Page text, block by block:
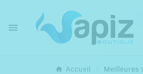

Accueil Meilleures